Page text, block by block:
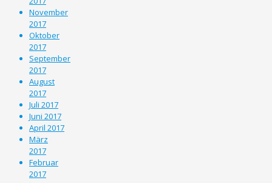
November
2017
Oktober
2017
September
2017
August
2017
Juli 2017
Juni 2017
April 2017
März
2017
Februar
2017